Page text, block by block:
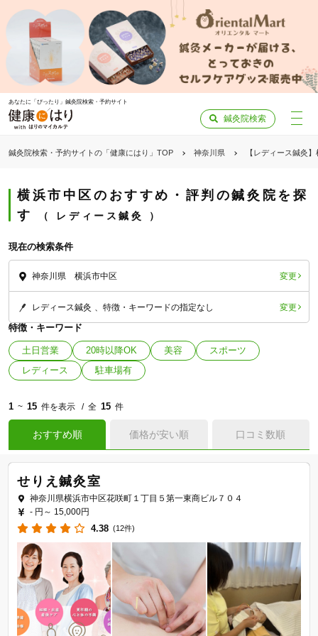
あなたに「ぴったり」鍼灸院検索・予約サイト
鍼灸院検索
鍼灸院検索・予約サイトの「健康にはり」TOP 神奈川県 【レディース鍼灸
横浜市中区のおすすめ・評判の鍼灸院を探
す
レディース鍼灸
現在の検索条件
神奈川県 横浜市中区 変更
レディース鍼灸 特徴・キーワードの指定なし 変更
特徴・キーワード
土日営業 20時以降OK 美容
スポーツ
レディース
駐車場有
1 ~ 15 件を表示 全 15 件
おすすめ順 価格が安い順 口コミ数順
せりえ鍼灸室
神奈川県横浜市中区花咲町１丁目５第一東商ビル７０４
- 円～ 15,000円
4.38 (12件)
「健康にはりを見た」